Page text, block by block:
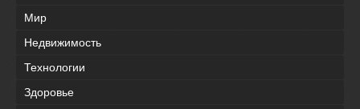
Мир
Недвижимость
Технологии
Здоровье